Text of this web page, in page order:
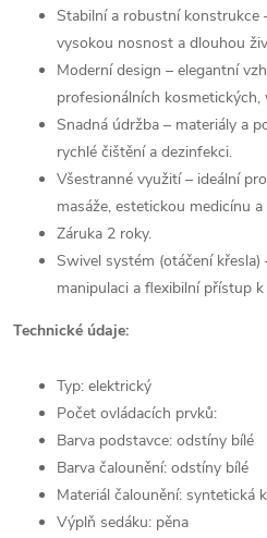
Stabilní a robustní konstrukce
vysokou nosnost a dlouhou
Moderní design – elegantní
profesionálních
Snadná údržba – materiály a
rychlé čištění a dezinfekci.
Všestranné využití – ideální
masáže, estetickou medicínu
Záruka 2 roky.
Swivel systém (otáčení
manipulaci a flexibilní přístup
Technické údaje:
Typ: elektrický
Počet ovládacích prvků:
Barva podstavce: odstíny bílé
Barva čalounění: odstíny bílé
Materiál čalounění: syntetická
Výplň sedáku: pěna